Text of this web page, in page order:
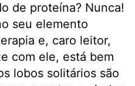
de proteína? Nunca!
seu elemento
e, caro leitor,
com ele, está bem
lobos solitários são